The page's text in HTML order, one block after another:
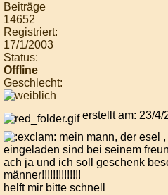
Beiträge
14652
Registriert:
17/1/2003
Status:
Offline
Geschlecht:
erstellt am: 23/4/
mein mann, der esel
eingeladen sind bei seinem
ach ja und ich soll geschenk
männer!!!!!!!!!!!!!!
helft mir bitte schnell